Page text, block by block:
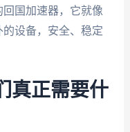
国加速器，它就像
设备，安全、稳定
真正需要什